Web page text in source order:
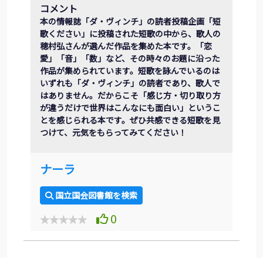
コメント
本の情報誌「ダ・ヴィンチ」の読者投稿企画「短
歌ください」に投稿された短歌の中から、歌人の
穂村弘さんが選んだ作品を集めた本です。「恋
愛」「音」「数」など、その時々のお題に沿った
作品が集められています。短歌を詠んでいるのは
いずれも「ダ・ヴィンチ」の読者であり、歌人で
はありません。だからこそ「感じ方・切り取り方
が違うだけで世界はこんなにも面白い」というこ
とを感じられる本です。ぜひ共感できる短歌を見
つけて、元気をもらってみてください！
ナーラ
国立国会図書館を検索
0